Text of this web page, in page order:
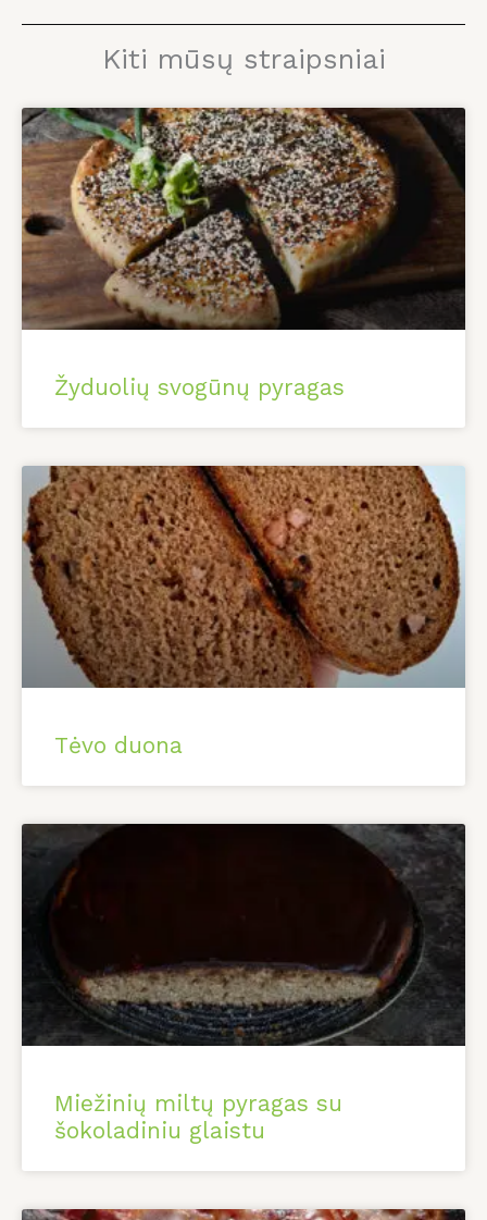
Kiti mūsų straipsniai
Žyduolių svogūnų pyragas
Tėvo duona
Miežinių miltų pyragas su
šokoladiniu glaistu